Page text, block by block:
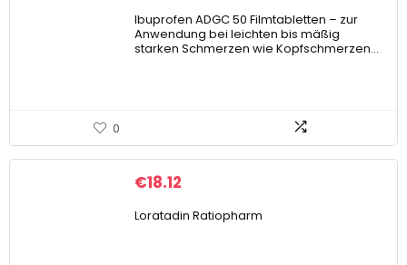
Ibuprofen ADGC 50 Filmtabletten – zur
Anwendung bei leichten bis mäßig
starken Schmerzen wie Kopfschmerzen…
0
€18.12
Loratadin Ratiopharm